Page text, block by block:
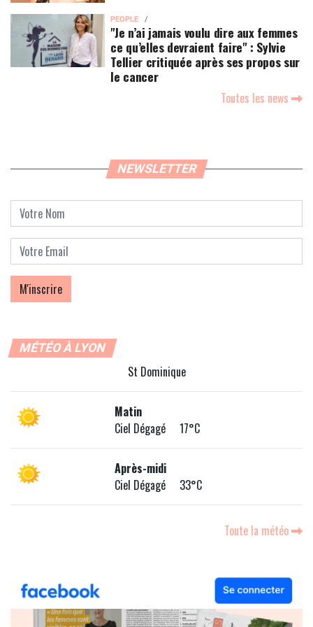
PEOPLE
"Je n’ai jamais voulu dire aux femmes
ce qu’elles devraient faire" : Sylvie
Tellier critiquée après ses propos sur
le cancer
Toutes les news
NEWSLETTER
MÉTÉO À LYON
St Dominique
Matin
Ciel Dégagé 17°C
Après-midi
Ciel Dégagé 33°C
Toute la météo